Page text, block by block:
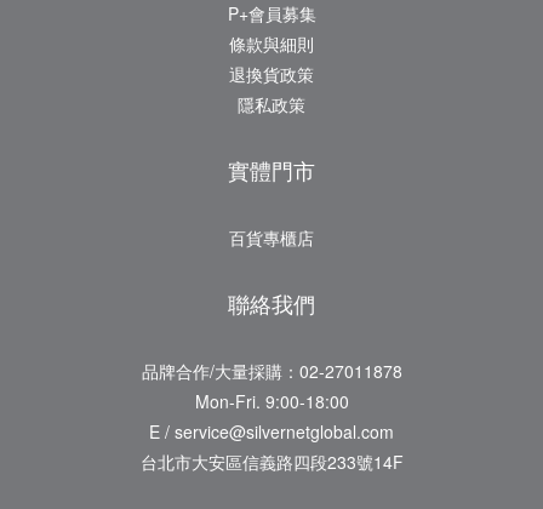
P+會員募集
條款與細則
退換貨政策
隱私政策
實體門市
百貨專櫃店
聯絡我們
品牌合作/大量採購：02-27011878
Mon-Fri. 9:00-18:00
E / service@silvernetglobal.com
台北市大安區信義路四段233號14F